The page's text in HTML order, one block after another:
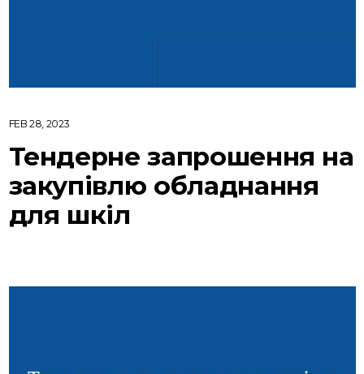
FEB 28, 2023
Тендерне запрошення на
закупівлю обладнання
для шкіл